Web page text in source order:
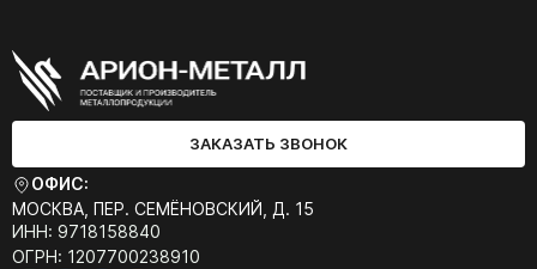
ЗАКАЗАТЬ ЗВОНОК
ОФИС:
МОСКВА, ПЕР. СЕМЁНОВСКИЙ, Д. 15
ИНН: 9718158840
ОГРН: 1207700238910